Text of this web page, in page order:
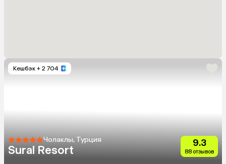
Кешбэк + 2 704
Чолаклы, Турция
Sural Resort
9.3
88 отзывов